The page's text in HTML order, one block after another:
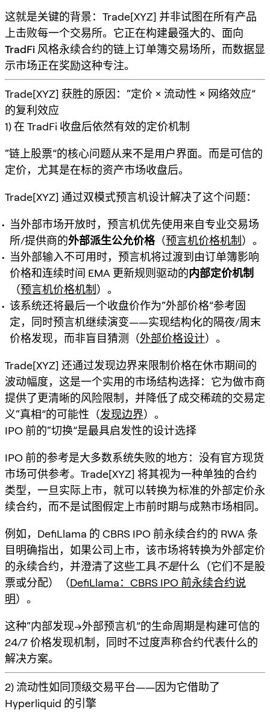
这就是关键的背景：Trade[XYZ] 并非试图在所有产品
上击败每一个交易所。它正在构建最强大的、面向
TradFi 风格永续合约的链上订单簿交易场所，而数据显
示市场正在奖励这种专注。
Trade[XYZ] 获胜的原因：“定价 × 流动性 × 网络效应”
的复利效应
1) 在 TradFi 收盘后依然有效的定价机制
“链上股票”的核心问题从来不是用户界面。而是可信的
定价，尤其是在标的资产市场收盘后。
Trade[XYZ] 通过双模式预言机设计解决了这个问题：
当外部市场开放时，预言机优先使用来自专业交易场
所/提供商的外部派生公允价格（预言机价格机制 ）。
当外部输入不可用时，预言机将过渡到由订单簿影响
价格和连续时间 EMA 更新规则驱动的内部定价机制
（预言机价格机制 ）。
该系统还将最后一个收盘价作为“外部价格”参考固
定，同时预言机继续演变——实现结构化的隔夜/周末
价格发现，而非盲目猜测（外部价格设计）。
Trade[XYZ] 还通过发现边界来限制价格在休市期间的
波动幅度，这是一个实用的市场结构选择：它为做市商
提供了更清晰的风险限制，并降低了成交稀疏的交易定
义“真相”的可能性（发现边界）。
IPO 前的“切换”是最具启发性的设计选择
IPO 前的参考是大多数系统失败的地方：没有官方现货
市场可供参考。Trade[XYZ] 将其视为一种单独的合约
类型，一旦实际上市，就可以转换为标准的外部定价永
续合约，而不是试图假定上市前时期与成熟市场相同。
例如，DefiLlama 的 CBRS IPO 前永续合约的 RWA 条
目明确指出，如果公司上市，该市场将转换为外部定价
的永续合约，并澄清了这些工具不是什么（它们不是股
票或分配）（DefiLlama：CBRS IPO 前永续合约说
明）。
这种“内部发现→外部预言机”的生命周期是构建可信的
24/7 价格发现机制，同时不过度声称合约代表什么的
解决方案。
2) 流动性如同顶级交易平台——因为它借助了
Hyperliquid 的引擎